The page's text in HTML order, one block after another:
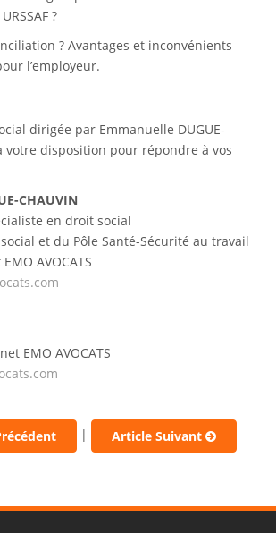
?
? Avantages et inconvénients
l’employeur.
dirigée par Emmanuelle DUGUE-
votre disposition pour répondre à vos
CHAUVIN
en droit social
et du Pôle Santé-Sécurité au travail
AVOCATS
EMO AVOCATS
| Article Suivant